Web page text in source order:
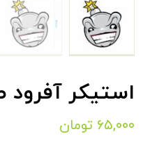
استیکر
۶۵,۰۰۰ تومان